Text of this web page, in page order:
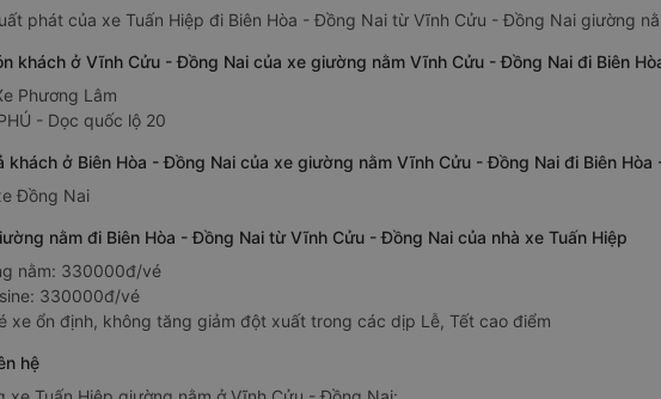
phát của xe Tuấn Hiệp đi Biên Hòa - Đồng Nai từ Vĩnh Cửu - Đồng Nai giường
khách ở Vĩnh Cửu - Đồng Nai của xe giường nằm Vĩnh Cửu - Đồng Nai đi Biên
Phương Lâm
- Dọc quốc lộ 20
khách ở Biên Hòa - Đồng Nai của xe giường nằm Vĩnh Cửu - Đồng Nai đi Biên Hòa
Đồng Nai
nằm đi Biên Hòa - Đồng Nai từ Vĩnh Cửu - Đồng Nai của nhà xe Tuấn Hiệp
nằm: 330000đ/vé
330000đ/vé
xe ổn định, không tăng giảm đột xuất trong các dịp Lễ, Tết cao điểm
hệ